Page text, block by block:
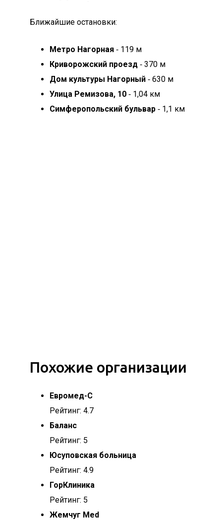
Ближайшие остановки:
Метро Нагорная ‐ 119 м
Криворожский проезд ‐ 370 м
Дом культуры Нагорный ‐ 630 м
Улица Ремизова, 10 ‐ 1,04 км
Симферопольский бульвар ‐ 1,1 км
Похожие организации
Евромед-С
Рейтинг: 4.7
Баланс
Рейтинг: 5
Юсуповская больница
Рейтинг: 4.9
ГорКлиника
Рейтинг: 5
Жемчуг Med